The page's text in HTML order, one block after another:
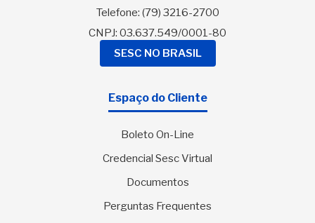
Telefone: (79) 3216-2700
CNPJ: 03.637.549/0001-80
SESC NO BRASIL
Espaço do Cliente
Boleto On-Line
Credencial Sesc Virtual
Documentos
Perguntas Frequentes